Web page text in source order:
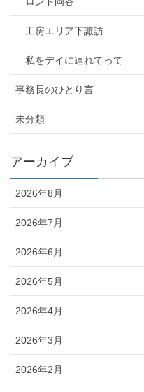
工房エリア下諏訪
私をデイに連れてって
事務長のひとり言
未分類
アーカイブ
2026年8月
2026年7月
2026年6月
2026年5月
2026年4月
2026年3月
2026年2月